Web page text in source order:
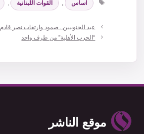
اساس القوات اللبنانية
عيد الجنوبيين.. صمود وارتقاب نصر قادم
“الحرب الأهلية” من طرف واحد
موقع الناشر